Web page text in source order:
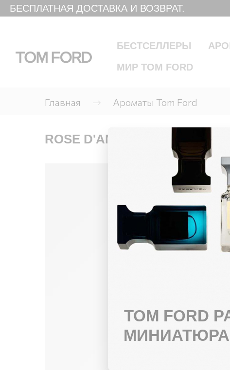
БЕСПЛАТНАЯ ДОСТАВКА И ВОЗВРАТ.
БЕСТСЕЛЛЕРЫ
МИР TOM FORD
Главная Ароматы Tom Ford
ROSE D'AMALFI EAU DE
TOM FORD